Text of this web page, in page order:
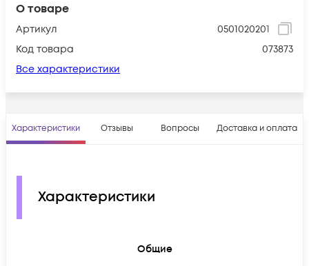
О товаре
Артикул
0501020201
Код товара
073873
Все характеристики
Характеристики Отзывы Вопросы Доставка и оплата
Характеристики
Общие